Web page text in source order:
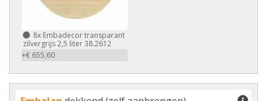
8x Embadecor transparant
zilvergrijs 2,5 liter 38.2612
+€ 655,60